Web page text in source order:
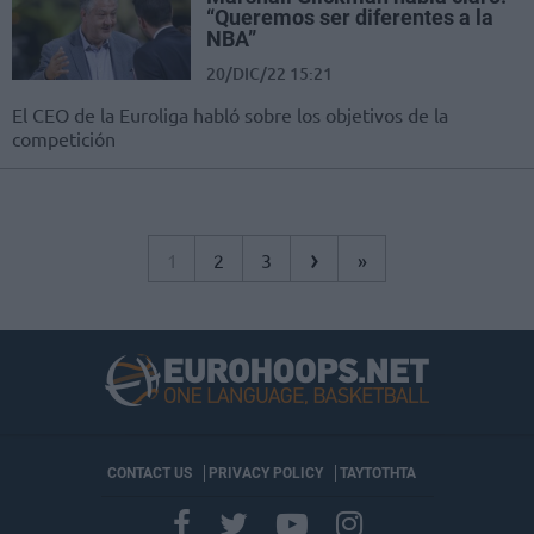
“Queremos ser diferentes a la
NBA”
20/DIC/22 15:21
El CEO de la Euroliga habló sobre los objetivos de la
competición
1 2 3 › »
CONTACT US PRIVACY POLICY ΤΑΥΤΟΤΗΤΑ